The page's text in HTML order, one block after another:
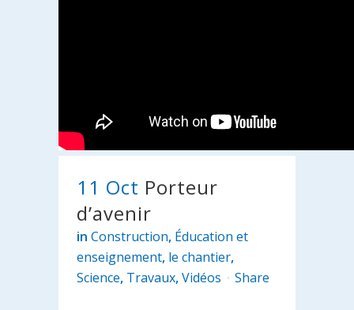
11 Oct Porteur
d’avenir
in Construction, Éducation et
enseignement, le chantier,
Science, Travaux,Vidéos Share